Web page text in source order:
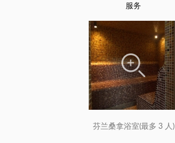
服务
芬兰桑拿浴室(最多 3 人)